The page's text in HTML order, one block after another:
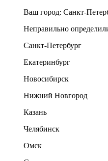
Ваш город: Санкт-
Неправильно
Санкт-Петербург
Екатеринбург
Новосибирск
Нижний Новгород
Казань
Челябинск
Омск